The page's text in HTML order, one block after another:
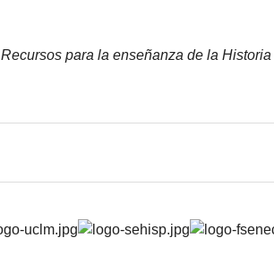
para la enseñanza de la Historia